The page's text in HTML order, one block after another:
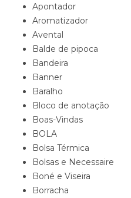
Apontador
Aromatizador
Avental
Balde de pipoca
Bandeira
Banner
Baralho
Bloco de anotação
Boas-Vindas
BOLA
Bolsa Térmica
Bolsas e Necessaire
Boné e Viseira
Borracha